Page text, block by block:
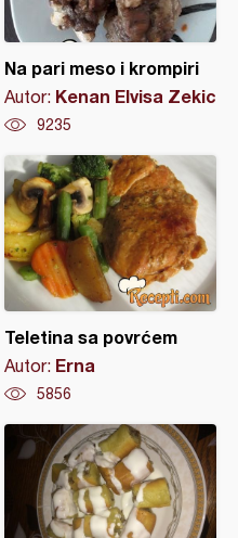
Na pari meso i krompiri
Autor: Kenan Elvisa Zekic
9235
Teletina sa povrćem
Autor: Erna
5856